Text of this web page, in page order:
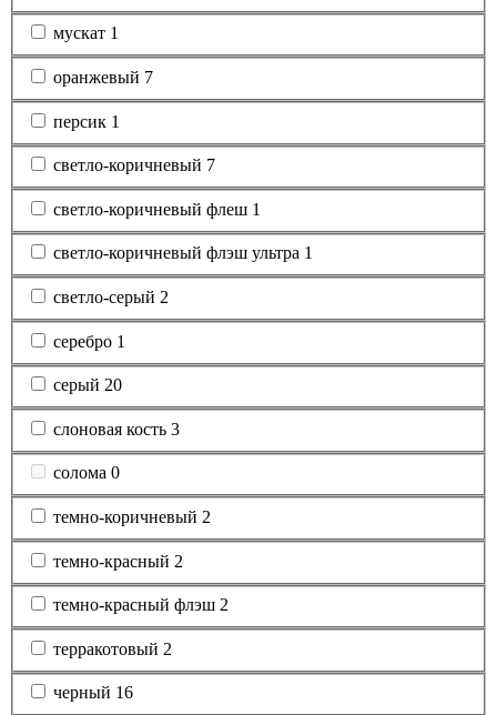
мускат 1
оранжевый 7
персик 1
светло-коричневый 7
светло-коричневый флеш 1
светло-коричневый флэш ультра 1
светло-серый 2
серебро 1
серый 20
слоновая кость 3
солома 0
темно-коричневый 2
темно-красный 2
темно-красный флэш 2
терракотовый 2
черный 16